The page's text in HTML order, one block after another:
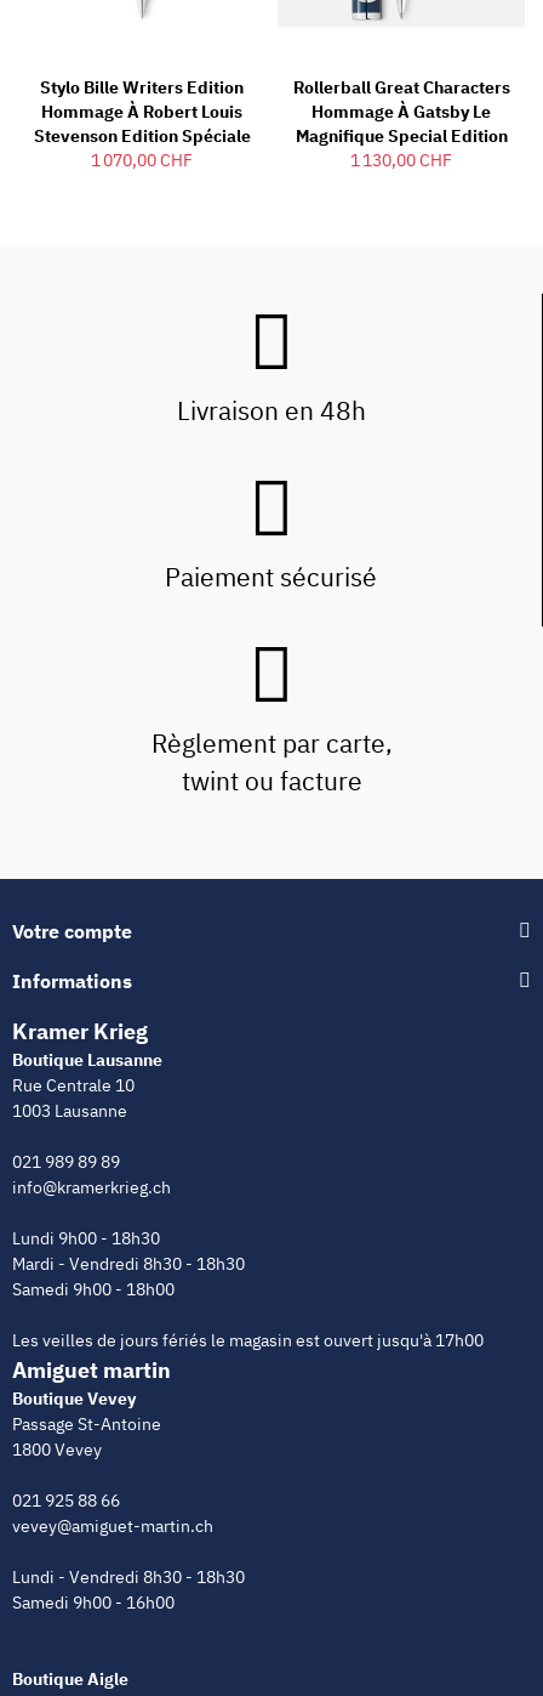
Stylo Bille Writers Edition
Hommage À Robert Louis
Stevenson Edition Spéciale
1 070,00 CHF
Rollerball Great Characters
Hommage À Gatsby Le
Magnifique Special Edition
1 130,00 CHF
Livraison en 48h
Paiement sécurisé
Règlement par carte,
twint ou facture
Votre compte
Informations
Kramer Krieg
Boutique Lausanne
Rue Centrale 10
1003 Lausanne
021 989 89 89
info@kramerkrieg.ch
Lundi 9h00 - 18h30
Mardi - Vendredi 8h30 - 18h30
Samedi 9h00 - 18h00
Les veilles de jours fériés le magasin est ouvert jusqu'à 17h00
Amiguet martin
Boutique Vevey
Passage St-Antoine
1800 Vevey
021 925 88 66
vevey@amiguet-martin.ch
Lundi - Vendredi 8h30 - 18h30
Samedi 9h00 - 16h00
Boutique Aigle